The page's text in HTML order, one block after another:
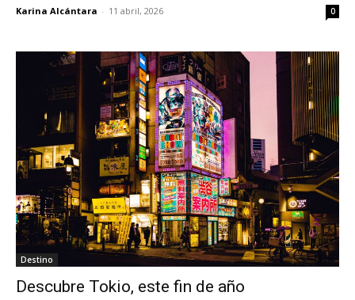
Karina Alcántara - 11 abril, 2026 0
Destino
Descubre Tokio, este fin de año